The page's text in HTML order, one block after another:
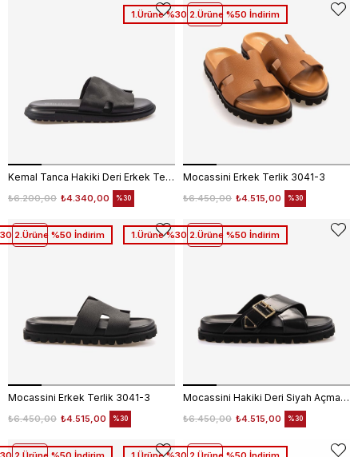
Kemal Tanca Hakiki Deri Erkek Terlik 940
₺4.340,00
₺6.200,00 %30
Mocassini Erkek Terlik 3041-3
₺4.515,00
₺6.450,00 %30
1.Ürüne %30 2.Ürüne %50 İndirim
Mocassini Erkek Terlik 3041-3
₺4.515,00
₺6.450,00 %30
2.Ürüne %50 İndirim
Mocassini Hakiki Deri Siyah Açma Erkek Terlik 10034-2
₺4.515,00
₺6.450,00 %30
1.Ürüne %30 2.Ürüne %50 İndirim